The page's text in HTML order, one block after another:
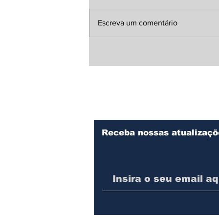
Escreva um comentário
Receba nossas